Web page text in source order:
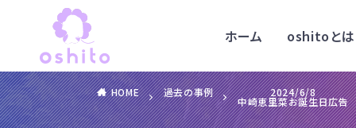
ホーム oshitoとは
HOME 過去の事例 2024/6/8
中崎恵里菜お誕生日広告